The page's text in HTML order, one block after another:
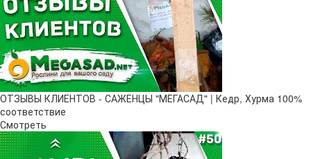
ОТЗЫВЫ КЛИЕНТОВ - САЖЕНЦЫ "МЕГАСАД" | Кедр, Хурма 100%
соответствие
Смотреть